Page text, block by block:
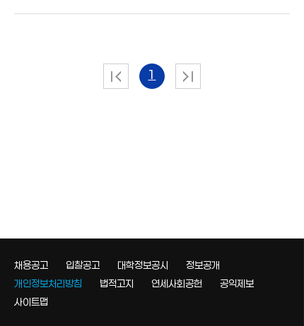
1
채용공고 입찰공고 대학정보공시
정보공개
개인정보처리방침
법적고지 연세사회공헌
공익제보
사이트맵